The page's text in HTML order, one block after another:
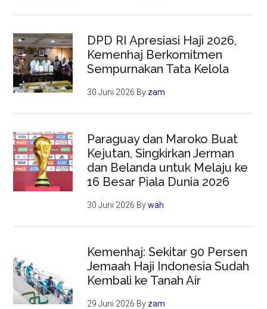
DPD RI Apresiasi Haji 2026,
Kemenhaj Berkomitmen
Sempurnakan Tata Kelola
30 Juni 2026 By zam
Paraguay dan Maroko Buat
Kejutan, Singkirkan Jerman
dan Belanda untuk Melaju ke
16 Besar Piala Dunia 2026
30 Juni 2026 Bywah
Kemenhaj: Sekitar 90 Persen
Jemaah Haji Indonesia Sudah
Kembali ke Tanah Air
29 Juni 2026 By zam